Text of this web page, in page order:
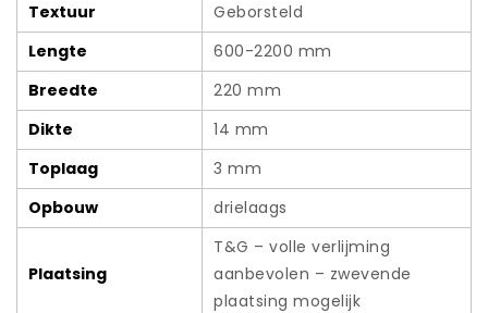
Textuur
Geborsteld
Lengte
600-2200 mm
Breedte
220 mm
Dikte
14 mm
Toplaag
3 mm
Opbouw
drielaags
Plaatsing
T&G – volle verlijming
aanbevolen – zwevende
plaatsing mogelijk